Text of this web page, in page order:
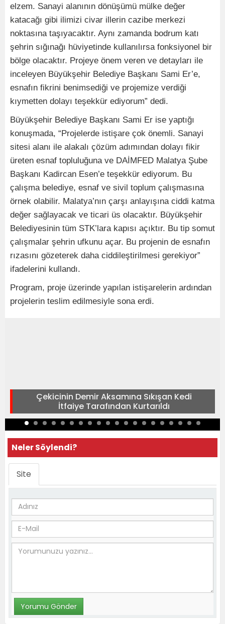
elzem. Sanayi alanının dönüşümü mülke değer
katacağı gibi ilimizi civar illerin cazibe merkezi
noktasına taşıyacaktır. Aynı zamanda bodrum katı
şehrin sığınağı hüviyetinde kullanılırsa fonksiyonel bir
bölge olacaktır. Projeye önem veren ve detayları ile
inceleyen Büyükşehir Belediye Başkanı Sami Er’e,
esnafın fikrini benimsediği ve projemize verdiği
kıymetten dolayı teşekkür ediyorum” dedi.
Büyükşehir Belediye Başkanı Sami Er ise yaptığı
konuşmada, “Projelerde istişare çok önemli. Sanayi
sitesi alanı ile alakalı çözüm adımından dolayı fikir
üreten esnaf topluluğuna ve DAİMFED Malatya Şube
Başkanı Kadircan Esen’e teşekkür ediyorum. Bu
çalışma belediye, esnaf ve sivil toplum çalışmasına
örnek olabilir. Malatya’nın çarşı anlayışına ciddi katma
değer sağlayacak ve ticari üs olacaktır. Büyükşehir
Belediyesinin tüm STK’lara kapısı açıktır. Bu tip somut
çalışmalar şehrin ufkunu açar. Bu projenin de esnafın
rızasını gözeterek daha ciddileştirilmesi gerekiyor”
ifadelerini kullandı.
Program, proje üzerinde yapılan istişarelerin ardından
projelerin teslim edilmesiyle sona erdi.
Çekicinin Demir Aksamına Sıkışan Kedi
İtfaiye Tarafından Kurtarıldı
Neler Söylendi?
Site